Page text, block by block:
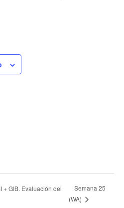
+ GIB. Evaluación del
Semana 25
(WA)